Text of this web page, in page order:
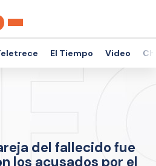
El Tiempo Video
del fallecido fue
los acusados por el